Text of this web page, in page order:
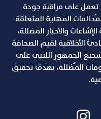
على مراقبة جودة
المهنية المتعلقة
والاخبار المضللة،
الأخلاقية لقيم الصحافة
الجمهور الليبي على
المٌضللة، بهدف تحقيق